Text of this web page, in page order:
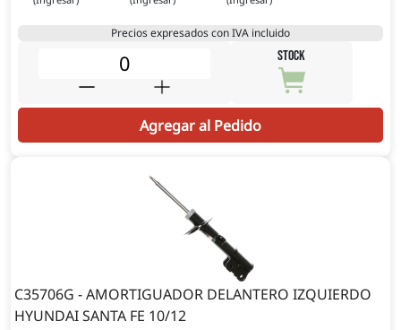
Precios expresados con IVA incluido
STOCK
Agregar al Pedido
C35706G - AMORTIGUADOR DELANTERO IZQUIERDO
HYUNDAI SANTA FE 10/12